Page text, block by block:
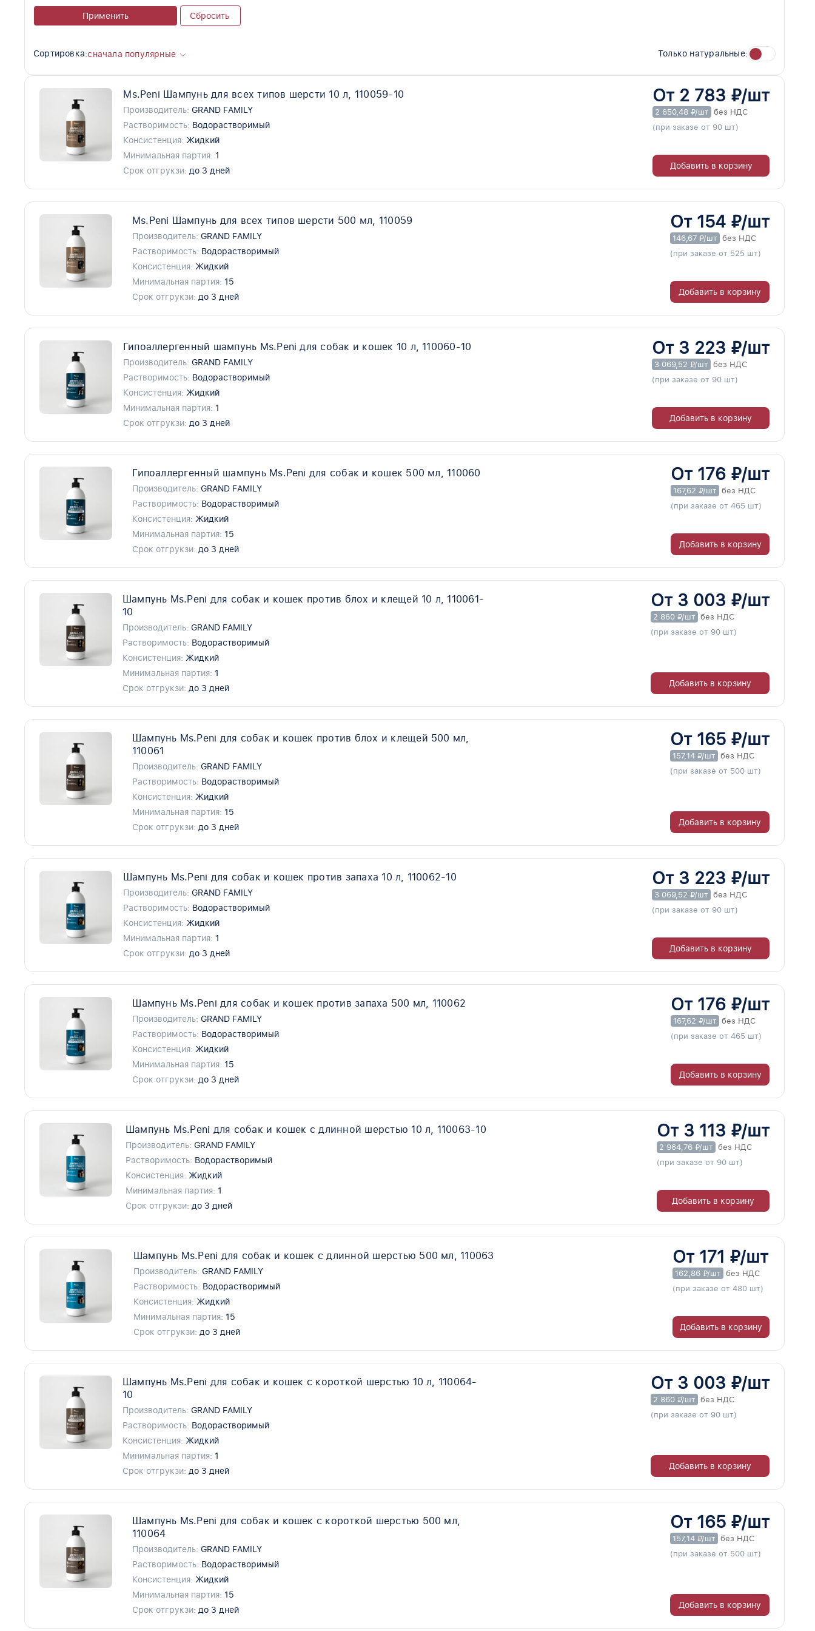
Применить Сбросить
Сортировка:сначала популярные Только натуральные:
Ms.Peni Шампунь для всех типов шерсти 10 л, 110059-10
Производитель: GRAND FAMILY
Растворимость: Водорастворимый
Консистенция: Жидкий
Минимальная партия: 1
Срок отгрукзи: до 3 дней
От 2 783 ₽/шт
2 650,48 ₽/шт без НДС
(при заказе от 90 шт)
Добавить в корзину
Ms.Peni Шампунь для всех типов шерсти 500 мл, 110059
Производитель: GRAND FAMILY
Растворимость: Водорастворимый
Консистенция: Жидкий
Минимальная партия: 15
Срок отгрукзи: до 3 дней
От 154 ₽/шт
146,67 ₽/шт без НДС
(при заказе от 525 шт)
Добавить в корзину
Гипоаллергенный шампунь Ms.Peni для собак и кошек 10 л, 110060-10
Производитель: GRAND FAMILY
Растворимость: Водорастворимый
Консистенция: Жидкий
Минимальная партия: 1
Срок отгрукзи: до 3 дней
От 3 223 ₽/шт
3 069,52 ₽/шт без НДС
(при заказе от 90 шт)
Добавить в корзину
Гипоаллергенный шампунь Ms.Peni для собак и кошек 500 мл, 110060
Производитель: GRAND FAMILY
Растворимость: Водорастворимый
Консистенция: Жидкий
Минимальная партия: 15
Срок отгрукзи: до 3 дней
От 176 ₽/шт
167,62 ₽/шт без НДС
(при заказе от 465 шт)
Добавить в корзину
Шампунь Ms.Peni для собак и кошек против блох и клещей 10 л, 110061-
10
Производитель: GRAND FAMILY
Растворимость: Водорастворимый
Консистенция: Жидкий
Минимальная партия: 1
Срок отгрукзи: до 3 дней
От 3 003 ₽/шт
2 860 ₽/шт без НДС
(при заказе от 90 шт)
Добавить в корзину
Шампунь Ms.Peni для собак и кошек против блох и клещей 500 мл,
110061
Производитель: GRAND FAMILY
Растворимость: Водорастворимый
Консистенция: Жидкий
Минимальная партия: 15
Срок отгрукзи: до 3 дней
От 165 ₽/шт
157,14 ₽/шт без НДС
(при заказе от 500 шт)
Добавить в корзину
Шампунь Ms.Peni для собак и кошек против запаха 10 л, 110062-10
Производитель: GRAND FAMILY
Растворимость: Водорастворимый
Консистенция: Жидкий
Минимальная партия: 1
Срок отгрукзи: до 3 дней
От 3 223 ₽/шт
3 069,52 ₽/шт без НДС
(при заказе от 90 шт)
Добавить в корзину
Шампунь Ms.Peni для собак и кошек против запаха 500 мл, 110062
Производитель: GRAND FAMILY
Растворимость: Водорастворимый
Консистенция: Жидкий
Минимальная партия: 15
Срок отгрукзи: до 3 дней
От 176 ₽/шт
167,62 ₽/шт без НДС
(при заказе от 465 шт)
Добавить в корзину
Шампунь Ms.Peni для собак и кошек с длинной шерстью 10 л, 110063-10
Производитель: GRAND FAMILY
Растворимость: Водорастворимый
Консистенция: Жидкий
Минимальная партия: 1
Срок отгрукзи: до 3 дней
От 3 113 ₽/шт
2 964,76 ₽/шт без НДС
(при заказе от 90 шт)
Добавить в корзину
Шампунь Ms.Peni для собак и кошек с длинной шерстью 500 мл, 110063
Производитель: GRAND FAMILY
Растворимость: Водорастворимый
Консистенция: Жидкий
Минимальная партия: 15
Срок отгрукзи: до 3 дней
От 171 ₽/шт
162,86 ₽/шт без НДС
(при заказе от 480 шт)
Добавить в корзину
Шампунь Ms.Peni для собак и кошек с короткой шерстью 10 л, 110064-
10
Производитель: GRAND FAMILY
Растворимость: Водорастворимый
Консистенция: Жидкий
Минимальная партия: 1
Срок отгрукзи: до 3 дней
От 3 003 ₽/шт
2 860 ₽/шт без НДС
(при заказе от 90 шт)
Добавить в корзину
Шампунь Ms.Peni для собак и кошек с короткой шерстью 500 мл,
110064
Производитель: GRAND FAMILY
Растворимость: Водорастворимый
Консистенция: Жидкий
Минимальная партия: 15
Срок отгрукзи: до 3 дней
От 165 ₽/шт
157,14 ₽/шт без НДС
(при заказе от 500 шт)
Добавить в корзину